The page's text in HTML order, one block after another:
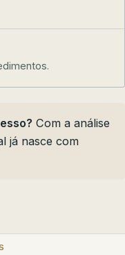
Com a análise
já nasce com